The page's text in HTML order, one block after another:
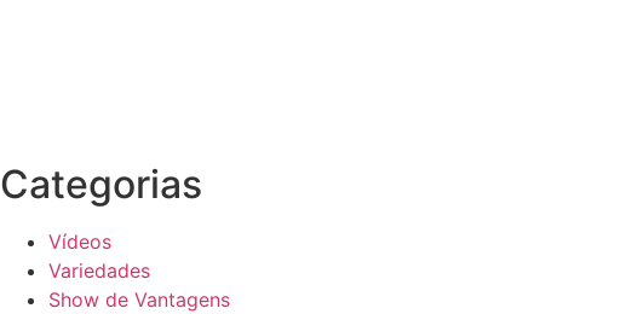
Categorias
Vídeos
Variedades
Show de Vantagens